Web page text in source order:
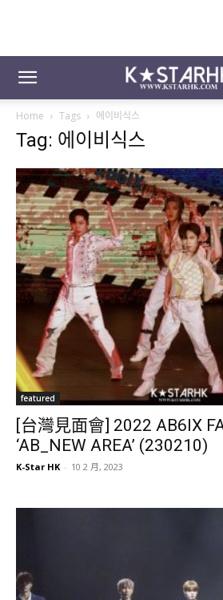
Home Tags 에이비식스
Tag: 에이비식스
featured
[台灣見面會] 2022 AB6IX
‘AB_NEW AREA’ (230210)
K-Star HK - 10 2 月, 2023